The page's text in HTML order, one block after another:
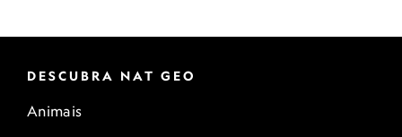
DESCUBRA NAT GEO
Animais